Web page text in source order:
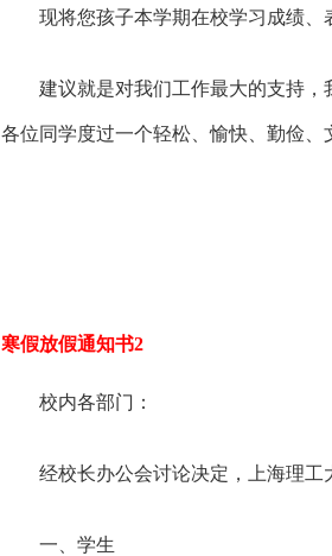
现将您孩子本学期在校学习成绩
建议就是对我们工作最大的支持
各位同学度过一个轻松、愉快、勤俭、
寒假放假通知书2
校内各部门：
经校长办公会讨论决定，上海理工
一、学生